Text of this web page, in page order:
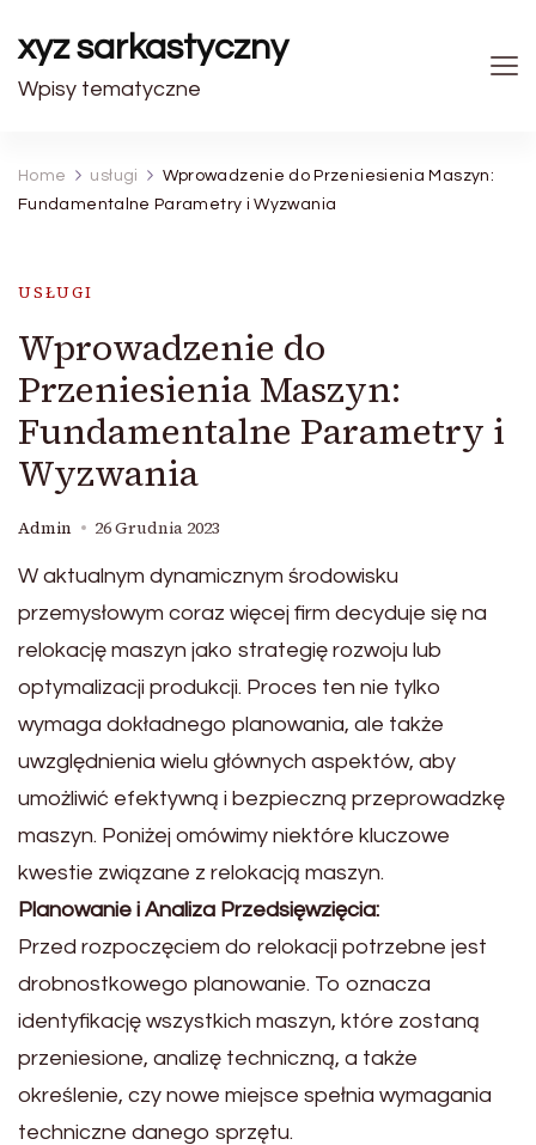
xyz sarkastyczny
Wpisy tematyczne
Home usługi
Wprowadzenie do Przeniesienia Maszyn:
Fundamentalne Parametry i Wyzwania
USŁUGI
Wprowadzenie do
Przeniesienia Maszyn:
Fundamentalne Parametry i
Wyzwania
Admin 26 Grudnia 2023
W aktualnym dynamicznym środowisku
przemysłowym coraz więcej firm decyduje się na
relokację maszyn jako strategię rozwoju lub
optymalizacji produkcji. Proces ten nie tylko
wymaga dokładnego planowania, ale także
uwzględnienia wielu głównych aspektów, aby
umożliwić efektywną i bezpieczną przeprowadzkę
maszyn. Poniżej omówimy niektóre kluczowe
kwestie związane z relokacją maszyn.
Planowanie i Analiza Przedsięwzięcia:
Przed rozpoczęciem do relokacji potrzebne jest
drobnostkowego planowanie. To oznacza
identyfikację wszystkich maszyn, które zostaną
przeniesione, analizę techniczną, a także
określenie, czy nowe miejsce spełnia wymagania
techniczne danego sprzętu.